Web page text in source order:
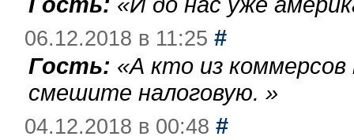
06.12.2018 в 11:25 #
Гость: «А кто из
смешите налоговую. »
04.12.2018 в 00:48 #